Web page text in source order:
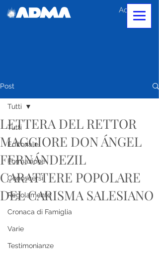
Accedi
Post
Tutti
Editoriale
Formazione
Conoscersi
Regolamento
Cronaca di Famiglia
Varie
Testimonianze
Tutti
LETTERA DEL RETTOR
MAGGIORE DON ÁNGEL
FERNÁNDEZIL
CARATTERE POPOLARE
DEL CARISMA SALESIANO